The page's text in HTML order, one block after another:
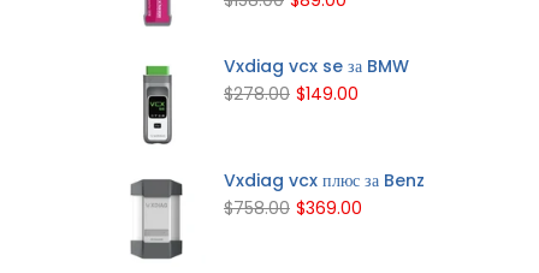
Vxdiag vcx se за BMW
$278.00 $149.00
Vxdiag vcx плюс за Benz
$758.00 $369.00